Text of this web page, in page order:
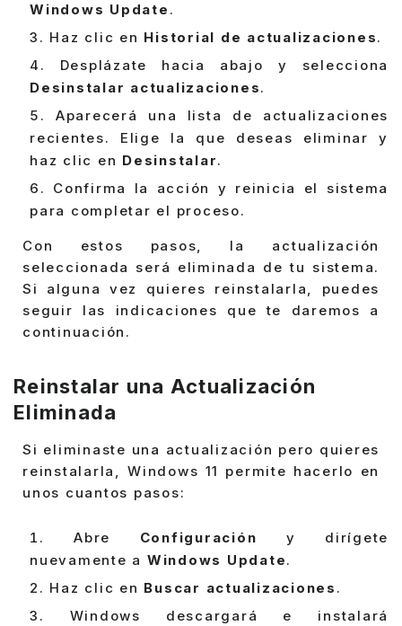
Windows Update .
Haz clic en Historial de actualizaciones.
Desplázate hacia abajo y selecciona
Desinstalar actualizaciones.
Aparecerá una lista de actualizaciones
recientes. Elige la que deseas eliminar y
haz clic en Desinstalar.
Confirma la acción y reinicia el sistema
para completar el proceso.
Con estos pasos, la actualización
seleccionada será eliminada de tu sistema.
Si alguna vez quieres reinstalarla, puedes
seguir las indicaciones que te daremos a
continuación.
Reinstalar una Actualización
Eliminada
Si eliminaste una actualización pero quieres
reinstalarla, Windows 11 permite hacerlo en
unos cuantos pasos:
Abre Configuración y dirígete
nuevamente a Windows Update.
Haz clic en Buscar actualizaciones .
Windows descargará e instalará